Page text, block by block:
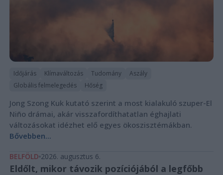
Időjárás Klímaváltozás Tudomány
Aszály
Globális felmelegedés
Hőség
Jong Szong Kuk kutató szerint a most kialakuló szuper-El
Niño drámai, akár visszafordíthatatlan éghajlati
változásokat idézhet elő egyes ökoszisztémákban.
Bővebben...
BELFÖLD 2026. augusztus 6.
Eldőlt, mikor távozik pozíciójából a legfőbb